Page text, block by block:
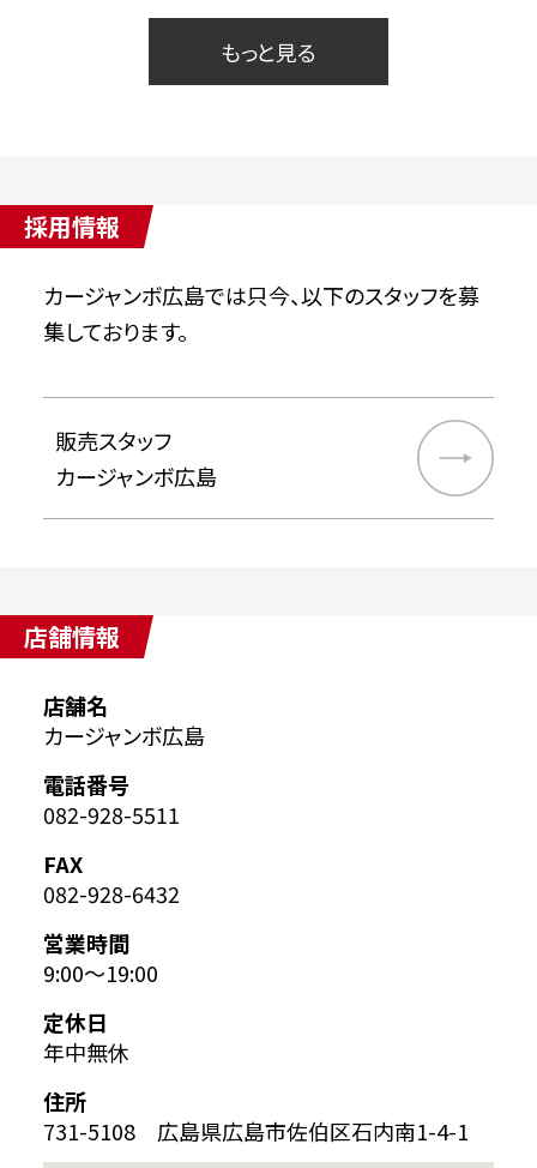
もっと見る
採用情報
カージャンボ広島では只今、以下のスタッフを募
集しております。
販売スタッフ
カージャンボ広島
店舗情報
店舗名
カージャンボ広島
電話番号
082-928-5511
FAX
082-928-6432
営業時間
9:00～19:00
定休日
年中無休
住所
731-5108 広島県広島市佐伯区石内南1-4-1